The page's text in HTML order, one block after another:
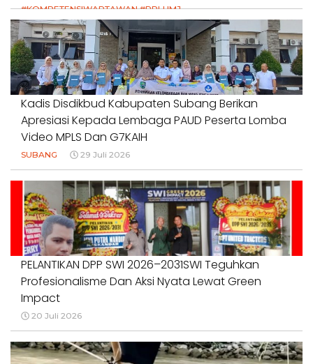
#KOMPETENSIWARTAWAN #RPLUMJ
#PENDIDIKANWARTAWAN #SWINASIONAL #SWIJABAR
1 Agustus 2026
Kadis Disdikbud Kabupaten Subang Berikan
Apresiasi Kepada Lembaga PAUD Peserta Lomba
Video MPLS Dan G7KAIH
SUBANG 29 Juli 2026
PELANTIKAN DPP SWI 2026–2031SWI Teguhkan
Profesionalisme Dan Aksi Nyata Lewat Green
Impact
20 Juli 2026